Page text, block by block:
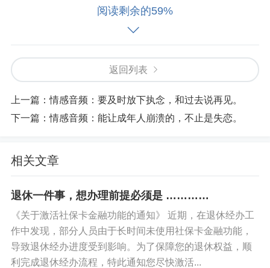
4、审查求职者相关背景：
主动询问与劳动合同直接相关的情况，不得侵犯隐私权。
核实劳动者个人资料的真实性，包括资格证书、学历证
书、工作经历等背景调查。
做好证据保全工作，让劳动者在个人简历上签字声明确保
5、确认求职者是否存在潜在疾病：
做好入职体检工作。
6、确定求职者是否年满16岁：
进行年龄审查。
阅读剩余的59%
返回列表
上一篇：情感音频：要及时放下执念，和过去说再见。
下一篇：情感音频：能让成年人崩溃的，不止是失恋。
相关文章
退休一件事，想办理前提必须是 …………
《关于激活社保卡金融功能的通知》 近期，在退休经办工
作中发现，部分人员由于长时间未使用社保卡金融功能，
导致退休经办进度受到影响。为了保障您的退休权益，顺
利完成退休经办流程，特此通知您尽快激活...